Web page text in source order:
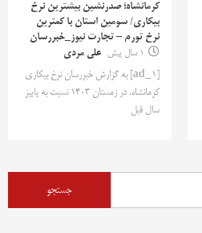
کرمانشاه؛ صدرنشین بیشترین نرخ
بیکاری/ سومین استان با کمترین
نرخ تورم – تجارت نیوز_خبررسان
1 سال پیش
علی مردی
[ad_1] به گزارش خبررسان نرخ بیکاری
کرمانشاه، در زمستان 1403 نسبت به پاییز
سال قبل